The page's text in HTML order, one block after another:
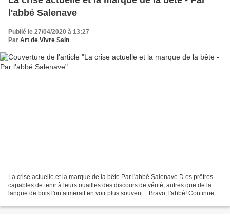
l'abbé Salenave
Publié le 27/04/2020 à 13:27
Par Art de Vivre Sain
La crise actuelle et la marque de la bête Par l'abbé Salenave D es prêtres
capables de tenir à leurs ouailles des discours de vérité, autres que de la
langue de bois l'on aimerait en voir plus souvent... Bravo, l'abbé! Continuez!